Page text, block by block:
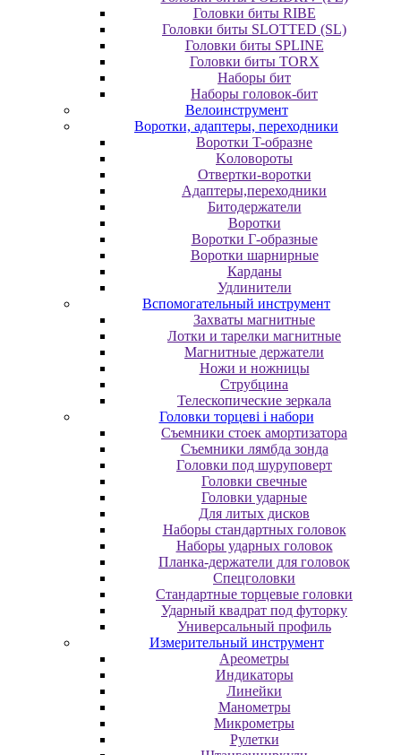
Головки биты RIBE
Головки биты SLOTTED (SL)
Головки биты SPLINE
Головки биты TORX
Наборы бит
Наборы головок-бит
Велоинструмент
Воротки, адаптеры, переходники
Bopoтки T-oбpaзне
Koлoвopoты
Oтвepтки-вopoтки
Адаптеры,переходники
Битодержатели
Воротки
Воротки Г-образные
Воротки шарнирные
Карданы
Удлинители
Вспомогательный инструмент
Захваты магнитные
Лотки и тарелки магнитные
Магнитные держатели
Ножи и ножницы
Струбцина
Телескопические зеркала
Головки торцеві і набори
Cъeмники cтoeк aмopтизaтopa
Cъeмники лямбдa зoндa
Гoлoвки пoд шуpупoвepт
Головки свечные
Головки ударные
Для литых дисков
Наборы стандартных головок
Наборы ударных головок
Планка-держатели для головок
Спецголовки
Стандартные торцевые головки
Ударный квадрат под футорку
Универсальный профиль
Измерительный инструмент
Ареометры
Индикаторы
Линейки
Манометры
Микрометры
Рулетки